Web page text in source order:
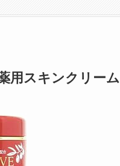
用スキンクリーム